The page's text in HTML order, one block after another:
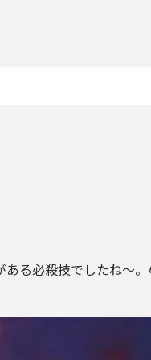
ある必殺技でしたね〜